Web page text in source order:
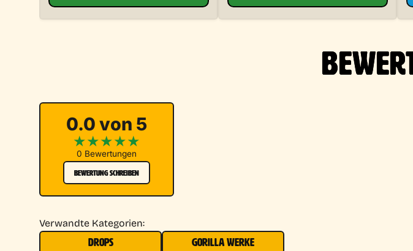
0.0 von 5
★★★★★
0 Bewertungen
BEWERTUNG SCHREIBEN
Verwandte Kategorien:
DROPS GORILLA WERKE